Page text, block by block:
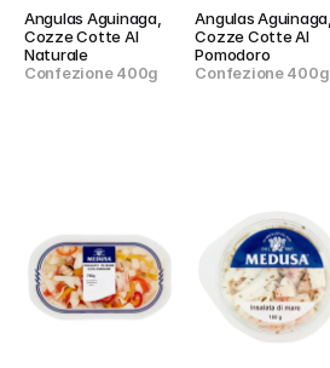
Angulas Aguinaga,
Cozze Cotte Al
Naturale
Confezione 400g
Angulas Aguinaga,
Cozze Cotte Al
Pomodoro
Confezione 400g